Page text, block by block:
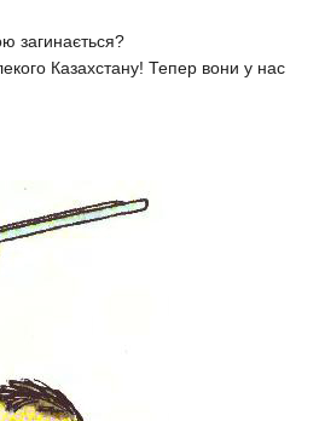
загинається?
Казахстану! Тепер вони у нас